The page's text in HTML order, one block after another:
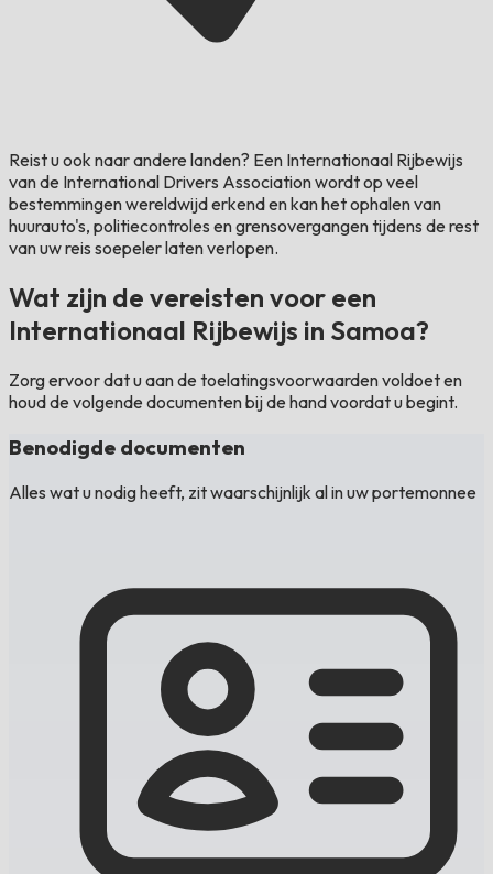
Reist u ook naar andere landen? Een Internationaal Rijbewijs
van de International Drivers Association wordt op veel
bestemmingen wereldwijd erkend en kan het ophalen van
huurauto's, politiecontroles en grensovergangen tijdens de rest
van uw reis soepeler laten verlopen.
Wat zijn de vereisten voor een
Internationaal Rijbewijs in Samoa?
Zorg ervoor dat u aan de toelatingsvoorwaarden voldoet en
houd de volgende documenten bij de hand voordat u begint.
Benodigde documenten
Alles wat u nodig heeft, zit waarschijnlijk al in uw portemonnee